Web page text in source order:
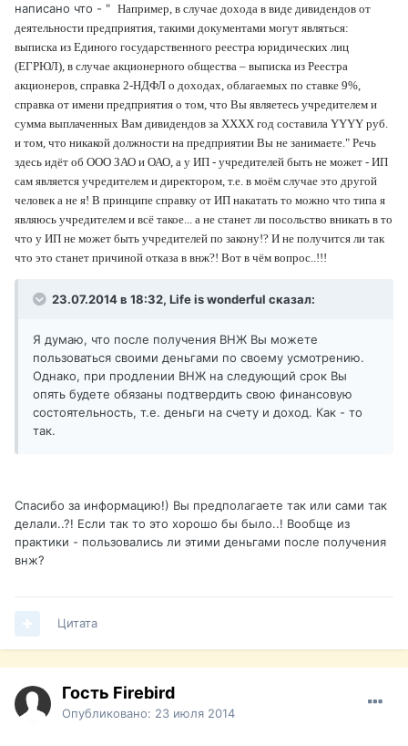
написано что - " Например, в случае дохода в виде дивидендов от
деятельности предприятия, такими документами могут являться:
выписка из Единого государственного реестра юридических лиц
(ЕГРЮЛ), в случае акционерного общества – выписка из Реестра
акционеров, справка 2-НДФЛ о доходах, облагаемых по ставке 9%,
справка от имени предприятия о том, что Вы являетесь учредителем и
сумма выплаченных Вам дивидендов за ХХХХ год составила YYYY руб.
и том, что никакой должности на предприятии Вы не занимаете." Речь
здесь идёт об ООО ЗАО и ОАО, а у ИП - учредителей быть не может - ИП
сам является учредителем и директором, т.е. в моём случае это другой
человек а не я! В принципе справку от ИП накатать то можно что типа я
являюсь учредителем и всё такое... а не станет ли посольство вникать в то
что у ИП не может быть учредителей по закону!? И не получится ли так
что это станет причиной отказа в внж?! Вот в чём вопрос..!!!
23.07.2014 в 18:32, Life is wonderful сказал:
Я думаю, что после получения ВНЖ Вы можете
пользоваться своими деньгами по своему усмотрению.
Однако, при продлении ВНЖ на следующий срок Вы
опять будете обязаны подтвердить свою финансовую
состоятельность, т.е. деньги на счету и доход. Как - то
так.
Спасибо за информацию!) Вы предполагаете так или сами так
делали..?! Если так то это хорошо бы было..! Вообще из
практики - пользовались ли этими деньгами после получения
внж?
Цитата
Гость Firebird
Опубликовано: 23 июля 2014